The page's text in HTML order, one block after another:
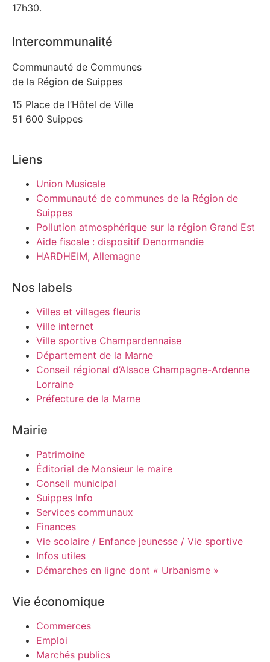
17h30.
Intercommunalité
Communauté de Communes
de la Région de Suippes
15 Place de l’Hôtel de Ville
51 600 Suippes
Liens
Union Musicale
Communauté de communes de la Région de
Suippes
Pollution atmosphérique sur la région Grand Est
Aide fiscale : dispositif Denormandie
HARDHEIM, Allemagne
Nos labels
Villes et villages fleuris
Ville internet
Ville sportive Champardennaise
Département de la Marne
Conseil régional d’Alsace Champagne-Ardenne
Lorraine
Préfecture de la Marne
Mairie
Patrimoine
Éditorial de Monsieur le maire
Conseil municipal
Suippes Info
Services communaux
Finances
Vie scolaire / Enfance jeunesse / Vie sportive
Infos utiles
Démarches en ligne dont « Urbanisme »
Vie économique
Commerces
Emploi
Marchés publics